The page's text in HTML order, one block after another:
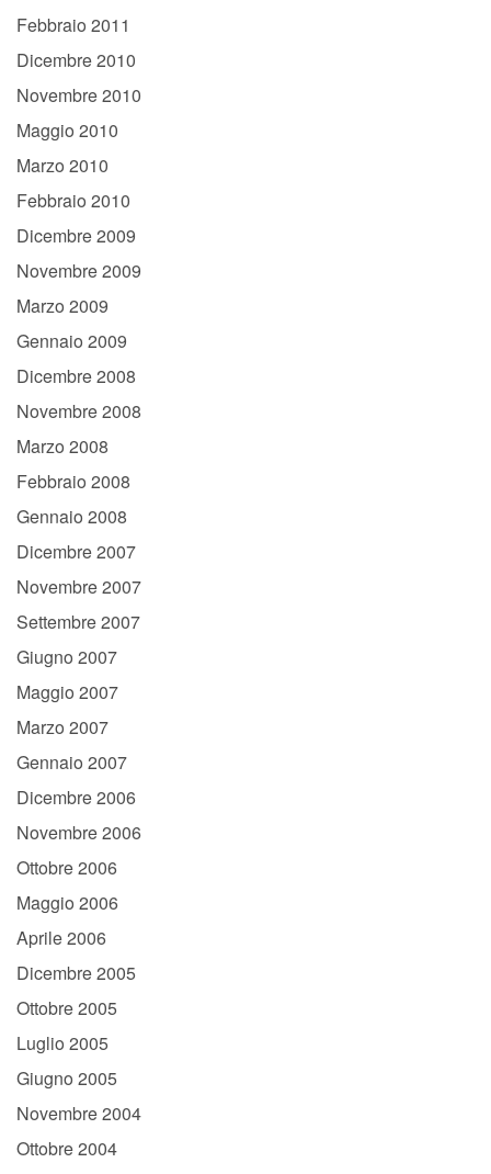
Febbraio 2011
Dicembre 2010
Novembre 2010
Maggio 2010
Marzo 2010
Febbraio 2010
Dicembre 2009
Novembre 2009
Marzo 2009
Gennaio 2009
Dicembre 2008
Novembre 2008
Marzo 2008
Febbraio 2008
Gennaio 2008
Dicembre 2007
Novembre 2007
Settembre 2007
Giugno 2007
Maggio 2007
Marzo 2007
Gennaio 2007
Dicembre 2006
Novembre 2006
Ottobre 2006
Maggio 2006
Aprile 2006
Dicembre 2005
Ottobre 2005
Luglio 2005
Giugno 2005
Novembre 2004
Ottobre 2004